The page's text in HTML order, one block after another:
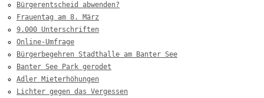
Bürgerentscheid abwenden?
Frauentag am 8. März
9.000 Unterschriften
Online-Umfrage
Bürgerbegehren Stadthalle am Banter See
Banter See Park gerodet
Adler Mieterhöhungen
Lichter gegen das Vergessen